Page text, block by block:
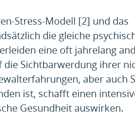
Stress-Modell [2] und das
die gleiche
eine oft jahrelang
die Sichtbarwerdung ihrer
aber auch
ist, schafft einen
Gesundheit auswirken.